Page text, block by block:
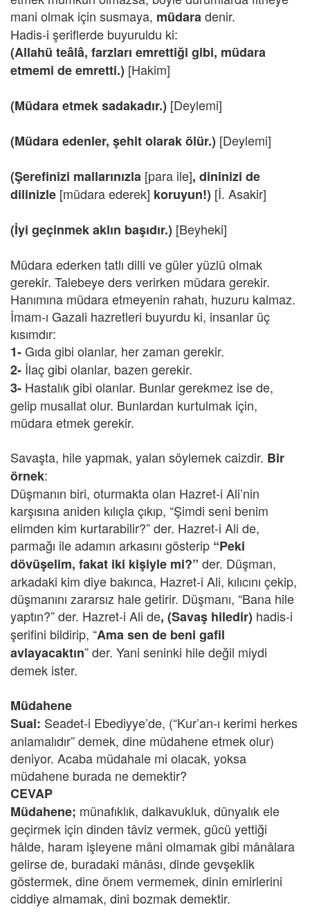
mani olmak için susmaya, müdaradenir.
Hadis-i şeriflerde buyuruldu ki:
(Allahü teâlâ, farzları emrettiği gibi, müdara
etmemi de emretti.) [Hakim]
(Müdara etmek sadakadır.) [Deylemi]
(Müdara edenler, şehit olarak ölür.) [Deylemi]
(Şerefinizi mallarınızla [para ile], dininizi de
dilinizle [müdara ederek] koruyun!) [İ. Asakir]
(İyi geçinmek aklın başıdır.) [Beyheki]
Müdara ederken tatlı dilli ve güler yüzlü olmak
gerekir. Talebeye ders verirken müdara gerekir.
Hanımına müdara etmeyenin rahatı, huzuru kalmaz.
İmam-ı Gazali hazretleri buyurdu ki, insanlar üç
kısımdır:
1-Gıda gibi olanlar, her zaman gerekir.
2- İlaç gibi olanlar, bazen gerekir.
3- Hastalık gibi olanlar. Bunlar gerekmez ise de,
gelip musallat olur. Bunlardan kurtulmak için,
müdara etmek gerekir.
Savaşta, hile yapmak, yalan söylemek caizdir. Bir
örnek:
Düşmanın biri, oturmakta olan Hazret-i Ali’nin
karşısına aniden kılıçla çıkıp, “Şimdi seni benim
elimden kim kurtarabilir?” der. Hazret-i Ali de,
parmağı ile adamın arkasını gösterip “Peki
dövüşelim, fakat iki kişiyle mi?” der. Düşman,
arkadaki kim diye bakınca, Hazret-i Ali, kılıcını çekip,
düşmanını zararsız hale getirir. Düşmanı, “Bana hile
yaptın?” der. Hazret-i Ali de, (Savaş hiledir) hadis-i
şerifini bildirip, “Ama sen de beni gafil
avlayacaktın” der. Yani seninki hile değil miydi
demek ister.
Müdahene
Sual: Seadet-i Ebediyye’de, (“Kur’an-ı kerimi herkes
anlamalıdır” demek, dine müdahene etmek olur)
deniyor. Acaba müdahale mi olacak, yoksa
müdahene burada ne demektir?
CEVAP
Müdahene; münafıklık, dalkavukluk, dünyalık ele
geçirmek için dinden tâviz vermek, gücü yettiği
hâlde, haram işleyene mâni olmamak gibi mânâlara
gelirse de, buradaki mânâsı, dinde gevşeklik
göstermek, dine önem vermemek, dinin emirlerini
ciddiye almamak, dini bozmak demektir.